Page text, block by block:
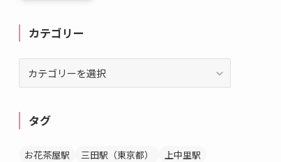
オンライン診療 料金
カテゴリー
リ
ー タグ
お花茶屋駅 三田駅（東京都）
上中里駅